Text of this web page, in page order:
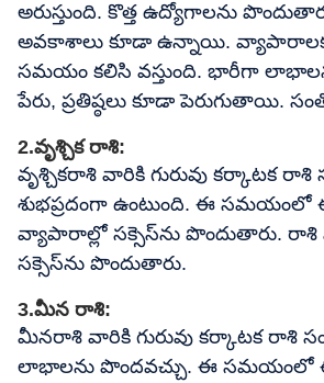
అరుస్తుంది. కొత్త ఉద్యోగాలను
అవకాశాలు కూడా ఉన్నాయి.
సమయం కలిసి వస్తుంది. భారీగా
పేరు, ప్రతిష్ఠలు కూడా పెరుగుతాయి.
2.వృశ్చిక రాశి:
వృశ్చికరాశి వారికి గురువు కర్కాటక
శుభప్రదంగా ఉంటుంది. ఈ సమయంలో
వ్యాపారాల్లో సక్సెస్‌ను పొందుతారు. రాశి
సక్సెస్‌ను పొందుతారు.
3.మీన రాశి:
మీనరాశి వారికి గురువు కర్కాటక రాశి
లాభాలను పొందవచ్చు. ఈ సమయంలో